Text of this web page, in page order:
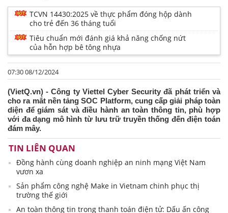
TCVN 14430:2025 về thực phẩm đóng hộp dành
cho trẻ đến 36 tháng tuổi
Tiêu chuẩn mới đánh giá khả năng chống nứt
của hỗn hợp bê tông nhựa
07:30 08/12/2024
(VietQ.vn) - Công ty Viettel Cyber Security đã phát triển và
cho ra mắt nền tảng SOC Platform, cung cấp giải pháp toàn
diện để giám sát và điều hành an toàn thông tin, phù hợp
với đa dạng mô hình từ lưu trữ truyền thống đến điện toán
đám mây.
TIN LIÊN QUAN
Đồng hành cùng doanh nghiệp an ninh mạng Việt Nam
vươn xa
Sản phẩm công nghệ Make in Vietnam chinh phục thị
trường thế giới
An toàn thông tin trong thanh toán điện tử: Dấu ấn công